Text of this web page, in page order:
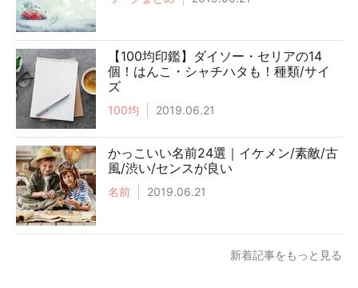
【100均印鑑】ダイソー・セリアの14
個！はんこ・シャチハタも！種類/サイ
ズ
100均 2019.06.21
かっこいい名前24選｜イケメン/素敵/古
風/渋い/センスが良い
名前 2019.06.21
新着記事をもっと見る